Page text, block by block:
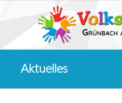
Aktuelles